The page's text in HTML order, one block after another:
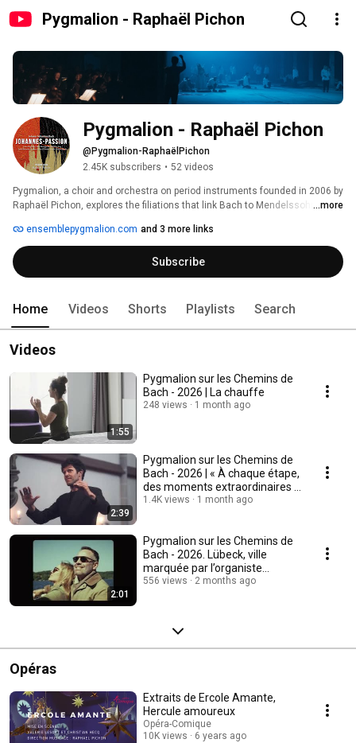
Pygmalion - Raphaël Pichon
Pygmalion - Raphaël Pichon
@Pygmalion-RaphaëlPichon
2.45K subscribers • 52 videos
Pygmalion, a choir and orchestra on period instruments founded in 2006 by
Raphaël Pichon, explores the filiations that link Bach to Mendelssohn, ...more
ensemblepygmalion.com and 3 more links
Subscribe
Home Videos Shorts Playlists Search
Videos
1:55
Pygmalion sur les Chemins de
Bach - 2026 | La chauffe
248 views 1 month ago
2:39
Pygmalion sur les Chemins de
Bach - 2026 | « À chaque étape,
des moments extraordinaires »
!1.4K views 1 month ago
2:01
Pygmalion sur les Chemins de
Bach - 2026. Lübeck, ville
marquée par l’organiste
Dietrich Buxtehude.
556 views 2 months ago
Opéras
Extraits de Ercole Amante,
Hercule amoureux
Opéra-Comique
10K views
6 years ago